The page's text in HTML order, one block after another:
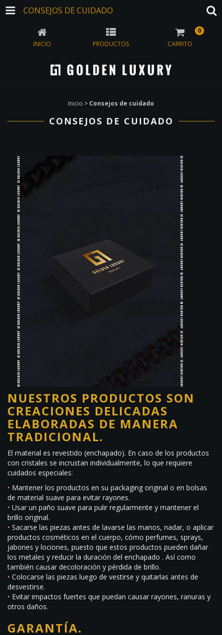
CONSEJOS DE CUIDADO
INICIO PRODUCTOS CARRITO
0
Inicio > Consejos de cuidado
CONSEJOS DE CUIDADO
NUESTROS PRODUCTOS SON
CREACIONES DELICADAS
ELABORADAS DE MANERA
TRADICIONAL.
El material es revestido (enchapado). En caso de los productos
con cristales se incrustan individualmente, lo que requiere
cuidados especiales:
• Mantener los productos en su packaging original o en bolsas
de material suave para evitar rayones.
• Usar un paño suave para pulir regularmente y mantener el
brillo original.
• Sacarse las piezas antes de lavarse las manos, nadar, o aplicar
productos cosméticos en el cuerpo, cómo perfumes, sprays,
jabones y lociones, puesto que estos productos pueden dañar
los metales y reducir la duración del enchapado . Así como
también causar decoloración y pérdida de brillo.
• Colocarse las piezas luego de vestirse y quitarlas antes de
desvestirse.
• Evitar impactos fuertes que puedan causar rayones, ranuras y
otros daños.
GARANTÍA.